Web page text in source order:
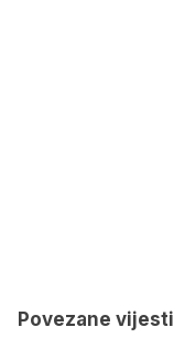
Povezane vijesti